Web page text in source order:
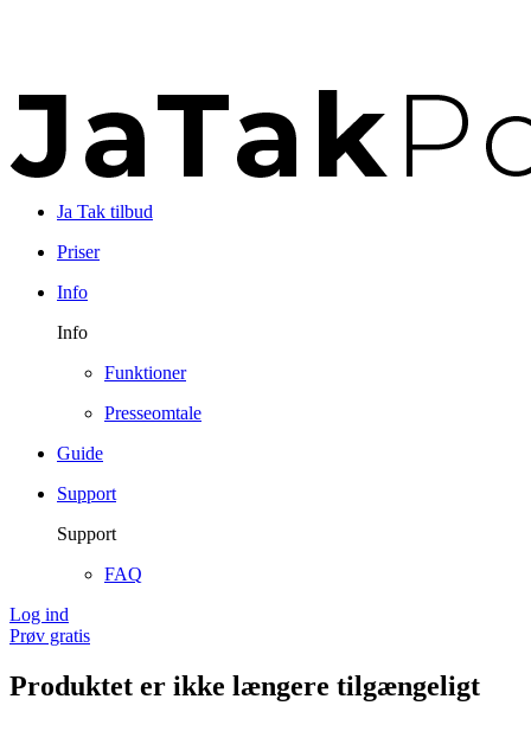
Ja Tak tilbud
Priser
Info
Info
Funktioner
Presseomtale
Guide
Support
Support
FAQ
Log ind
Prøv gratis
Produktet er ikke længere tilgængeligt